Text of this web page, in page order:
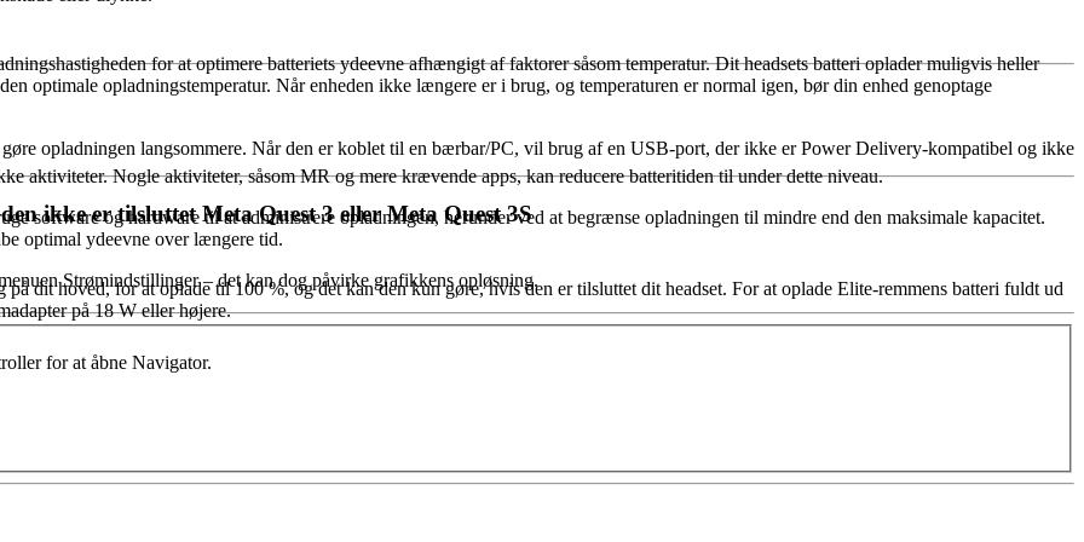
for at optimere batteriets ydeevne afhængigt af faktorer såsom temperatur. Dit headsets batteri oplader muligvis heller
optimale opladningstemperatur. Når enheden ikke længere er i brug, og temperaturen er normal igen, bør din enhed genoptage
opladningen langsommere. Når den er koblet til en bærbar/PC, vil brug af en USB-port, der ikke er Power Delivery-kompatibel og ikke
aktiviteter. Nogle aktiviteter, såsom MR og mere krævende apps, kan reducere batteritiden til under dette niveau.
software og hardware til at administrere opladningen, herunder ved at begrænse opladningen til mindre end den maksimale kapacitet.
optimal ydeevne over længere tid.
Strømindstillinger – det kan dog påvirke grafikkens opløsning.
for at åbne Navigator.
ikke er tilsluttet Meta Quest 3 eller Meta Quest 3S
dit hoved, for at oplade til 100 %, og det kan den kun gøre, hvis den er tilsluttet dit headset. For at oplade Elite-remmens batteri fuldt ud
på 18 W eller højere.